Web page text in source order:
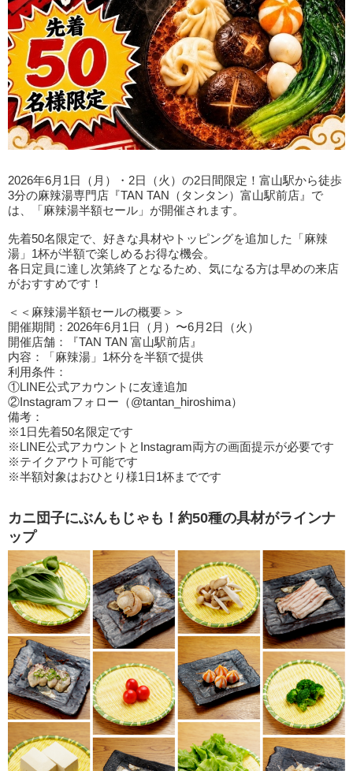
2026年6月1日（月）・2日（火）の2日間限定！富山駅から徒歩
3分の麻辣湯専門店『TAN TAN（タンタン）富山駅前店』で
は、「麻辣湯半額セール」が開催されます。
先着50名限定で、好きな具材やトッピングを追加した「麻辣
湯」1杯が半額で楽しめるお得な機会。
各日定員に達し次第終了となるため、気になる方は早めの来店
がおすすめです！
＜＜麻辣湯半額セールの概要＞＞
開催期間：2026年6月1日（月）〜6月2日（火）
開催店舗：『TAN TAN 富山駅前店』
内容：「麻辣湯」1杯分を半額で提供
利用条件：
①LINE公式アカウントに友達追加
②Instagramフォロー（@tantan_hiroshima）
備考：
※1日先着50名限定です
※LINE公式アカウントとInstagram両方の画面提示が必要です
※テイクアウト可能です
※半額対象はおひとり様1日1杯までです
カニ団子にぶんもじゃも！約50種の具材がラインナ
ップ